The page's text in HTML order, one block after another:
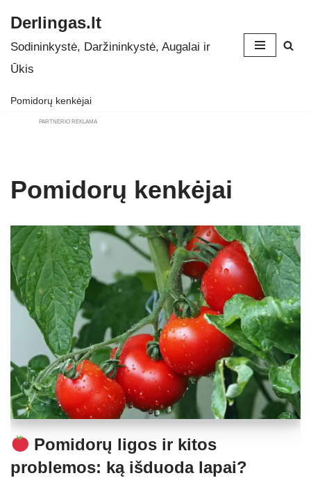
Skip
to
Derlingas.lt
Sodininkystė, Daržininkystė, Augalai ir
Ūkis
Pomidorų kenkėjai
PARTNERIO REKLAMA
Pomidorų kenkėjai
Pomidorų ligos ir kitos
problemos: ką išduoda lapai?